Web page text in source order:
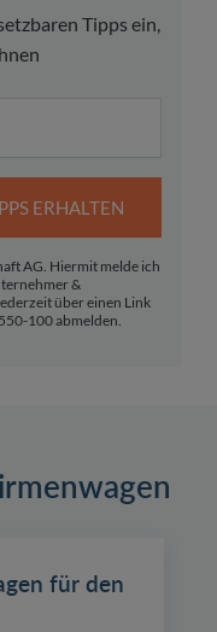
Tipps ein,
ERHALTEN
AG. Hiermit melde ich
&
über einen Link
100 abmelden.
für den